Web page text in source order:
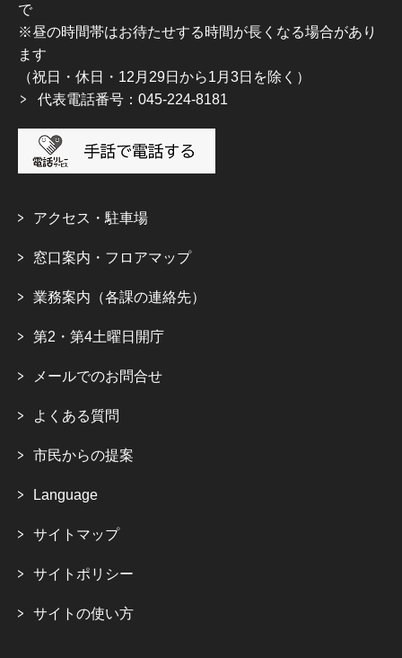
で
※昼の時間帯はお待たせする時間が長くなる場合があり
ます
（祝日・休日・12月29日から1月3日を除く）
代表電話番号：045-224-8181
アクセス・駐車場
窓口案内・フロアマップ
業務案内（各課の連絡先）
第2・第4土曜日開庁
メールでのお問合せ
よくある質問
市民からの提案
Language
サイトマップ
サイトポリシー
サイトの使い方